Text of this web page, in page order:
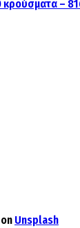
Unsplash